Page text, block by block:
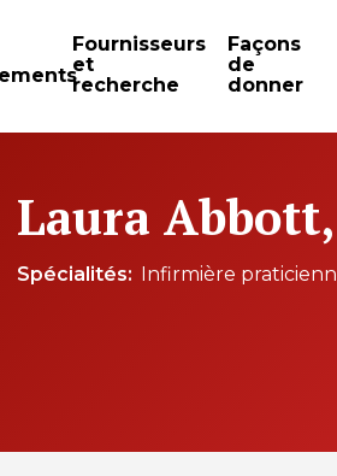
Fournisseurs
et
recherche
Façons
de
donner
Laura
Spécialités Infirmière